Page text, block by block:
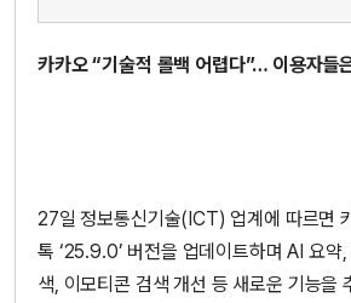
카카오 “기술적 롤백 어렵다”… 이용자들
27일 정보통신기술(ICT) 업계에 따르면
톡 ‘25.9.0’ 버전을 업데이트하며 AI 요약
색, 이모티콘 검색 개선 등 새로운 기능을